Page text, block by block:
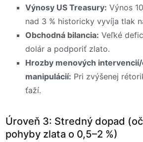
Výnosy US Treasury: Výnos
nad 3 % historicky vyvíja tlak
Obchodná bilancia: Veľké
dolár a podporiť zlato.
Hrozby menových
manipulácií: Pri zvýšenej
ťaží.
Úroveň 3: Stredný dopad
pohyby zlata o 0,5–2 %)